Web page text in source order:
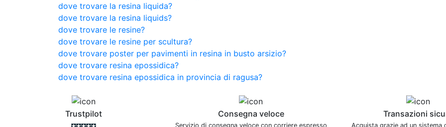
dove trovare la resina liquida?
dove trovare la resina liquids?
dove trovare le resine?
dove trovare le resine per scultura?
dove trovare poster per pavimenti in resina in busto arsizio?
dove trovare resina epossidica?
dove trovare resina epossidica in provincia di ragusa?
Trustpilot Consegna veloce
Servizio di consegna veloce con corriere espresso
Transazioni
Acquista grazie ad un sistema